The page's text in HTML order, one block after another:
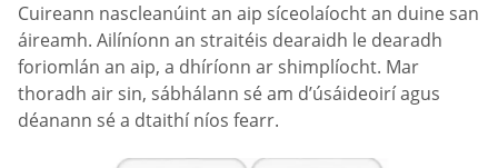
Cuireann nascleanúint an aip síceolaíocht an duine san
áireamh. Ailíníonn an straitéis dearaidh le dearadh
foriomlán an aip, a dhíríonn ar shimplíocht. Mar
thoradh air sin, sábhálann sé am d’úsáideoirí agus
déanann sé a dtaithí níos fearr.